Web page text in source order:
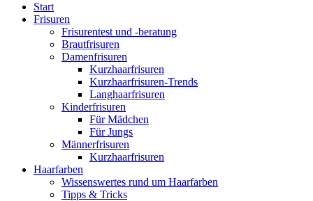
Start
Frisuren
Frisurentest und -beratung
Brautfrisuren
Damenfrisuren
Kurzhaarfrisuren
Kurzhaarfrisuren-Trends
Langhaarfrisuren
Kinderfrisuren
Für Mädchen
Für Jungs
Männerfrisuren
Kurzhaarfrisuren
Haarfarben
Wissenswertes rund um Haarfarben
Tipps & Tricks